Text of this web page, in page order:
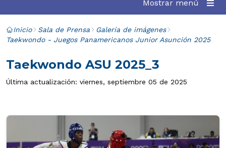
Mostrar menú
Inicio Sala de Prensa
Galería de imágenes
Taekwondo - Juegos Panamericanos Junior Asunción 2025
Taekwondo ASU 2025_3
Última actualización: viernes, septiembre 05 de 2025